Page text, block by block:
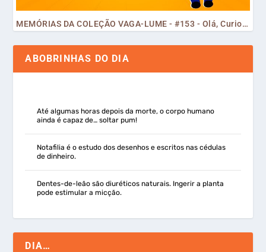
MEMÓRIAS DA COLEÇÃO VAGA-LUME - #153 - Olá, Curiosos! 2023
ABOBRINHAS DO DIA
Até algumas horas depois da morte, o corpo humano
ainda é capaz de… soltar pum!
Notafilia é o estudo dos desenhos e escritos nas cédulas
de dinheiro.
Dentes-de-leão são diuréticos naturais. Ingerir a planta
pode estimular a micção.
DIA…